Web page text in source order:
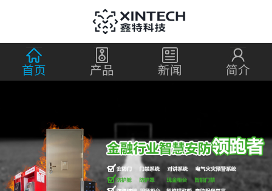
首页 产品 新闻 简介